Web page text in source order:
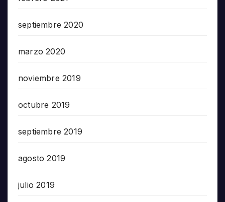
septiembre 2020
marzo 2020
noviembre 2019
octubre 2019
septiembre 2019
agosto 2019
julio 2019